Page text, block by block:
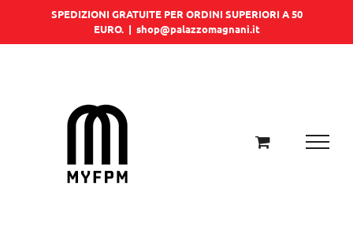
SPEDIZIONI GRATUITE PER ORDINI SUPERIORI A 50
EURO. | shop@palazzomagnani.it